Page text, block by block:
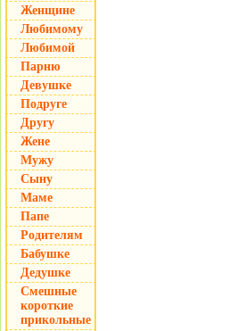
Женщине
Любимому
Любимой
Парню
Девушке
Подруге
Другу
Жене
Мужу
Сыну
Маме
Папе
Родителям
Бабушке
Дедушке
Смешные
короткие
прикольные